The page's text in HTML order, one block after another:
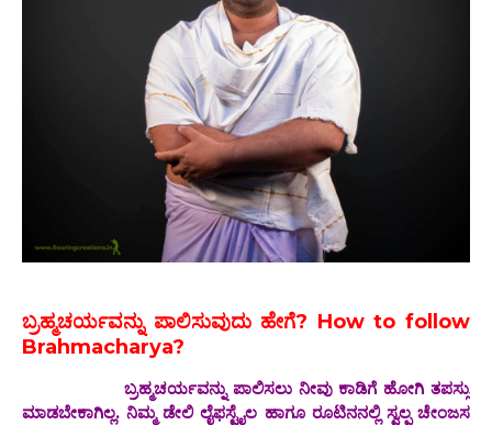
ಬ್ರಹ್ಮಚರ್ಯವನ್ನು ಪಾಲಿಸುವುದು ಹೇಗೆ? How to follow
Brahmacharya?
ಬ್ರಹ್ಮಚರ್ಯವನ್ನು ಪಾಲಿಸಲು ನೀವು ಕಾಡಿಗೆ ಹೋಗಿ ತಪಸ್ಸು
ಮಾಡಬೇಕಾಗಿಲ್ಲ. ನಿಮ್ಮ ಡೇಲಿ ಲೈಫಸ್ಟೈಲ‌ ಹಾಗೂ ರೂಟಿನನಲ್ಲಿ ಸ್ವಲ್ಪ ಚೇಂಜಸ